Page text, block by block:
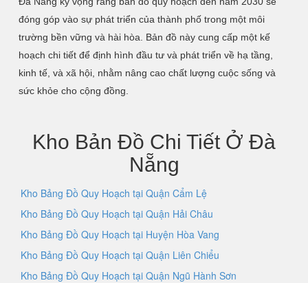
đóng góp vào sự phát triển của thành phố trong một môi
trường bền vững và hài hòa. Bản đồ này cung cấp một kế
hoạch chi tiết để định hình đầu tư và phát triển về hạ tầng,
kinh tế, và xã hội, nhằm nâng cao chất lượng cuộc sống và
sức khỏe cho cộng đồng.
Kho Bản Đồ Chi Tiết Ở Đà
Nẵng
Kho Bảng Đồ Quy Hoạch tại Quận Cẩm Lệ
Kho Bảng Đồ Quy Hoạch tại Quận Hải Châu
Kho Bảng Đồ Quy Hoạch tại Huyện Hòa Vang
Kho Bảng Đồ Quy Hoạch tại Quận Liên Chiểu
Kho Bảng Đồ Quy Hoạch tại Quận Ngũ Hành Sơn